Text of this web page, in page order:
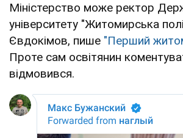
Міністерство може ректор
університету "Житомирська
Євдокімов, пише "Перший
Проте сам освітянин
відмовився.